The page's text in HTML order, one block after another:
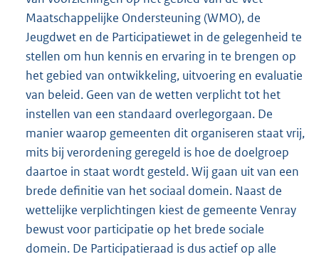
Maatschappelijke Ondersteuning (WMO), de
Jeugdwet en de Participatiewet in de gelegenheid te
stellen om hun kennis en ervaring in te brengen op
het gebied van ontwikkeling, uitvoering en evaluatie
van beleid. Geen van de wetten verplicht tot het
instellen van een standaard overlegorgaan. De
manier waarop gemeenten dit organiseren staat vrij,
mits bij verordening geregeld is hoe de doelgroep
daartoe in staat wordt gesteld. Wij gaan uit van een
brede definitie van het sociaal domein. Naast de
wettelijke verplichtingen kiest de gemeente Venray
bewust voor participatie op het brede sociale
domein. De Participatieraad is dus actief op alle